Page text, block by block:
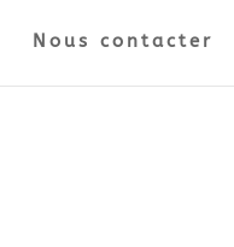
Nous contacter